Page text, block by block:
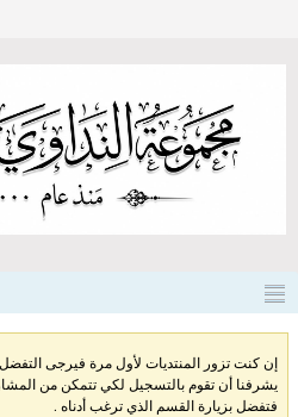
إن كنت تزور المنتديات لأول مرة فيرجى
يشرفنا أن تقوم بالتسجيل لكي تتمكن من
فتفضل بزيارة القسم الذي ترغب أدناه .